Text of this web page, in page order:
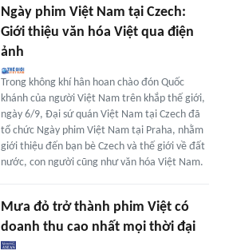
Ngày phim Việt Nam tại Czech:
Giới thiệu văn hóa Việt qua điện
ảnh
Trong không khí hân hoan chào đón Quốc
khánh của người Việt Nam trên khắp thế giới,
ngày 6/9, Đại sứ quán Việt Nam tại Czech đã
tổ chức Ngày phim Việt Nam tại Praha, nhằm
giới thiệu đến bạn bè Czech và thế giới về đất
nước, con người cũng như văn hóa Việt Nam.
Mưa đỏ trở thành phim Việt có
doanh thu cao nhất mọi thời đại